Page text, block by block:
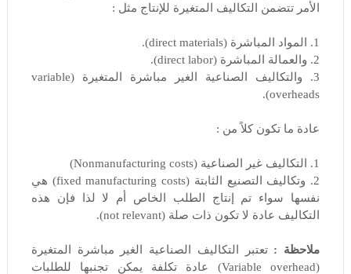
الأمر تتضمن التكاليف المتغيرة للإنتاج مثل :
1. المواد المباشرة (direct materials).
2. والعمالة المباشرة (direct labor).
3. والتكاليف الصناعية الغير مباشرة المتغيرة (variable
overheads).
عادة ما تكون كلاً من :
1. التكاليف غير الصناعية (Nonmanufacturing costs)
2. وتكاليف التصنيع الثابتة (fixed manufacturing costs) هي
نفسها سواء تم إنتاج الطلب الخاص أم لا لذا فإن هذه
التكاليف عادة لا تكون ذات صلة (not relevant).
ملاحظة : تعتبر التكاليف الصناعية الغير مباشرة المتغيرة
(Variable overhead) عادة تكلفة يمكن تجنبها للطلبات